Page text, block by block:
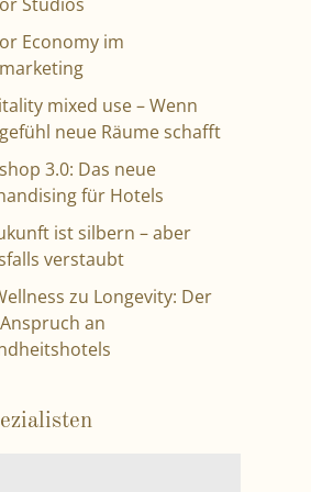
Economy im
mixed use – Wenn
neue Räume schafft
3.0: Das neue
für Hotels
ist silbern – aber
verstaubt
zu Longevity: Der
an